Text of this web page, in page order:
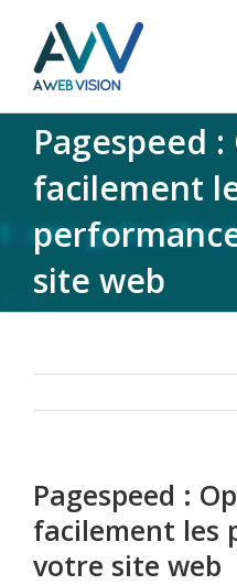
Pagespeed
facilement
site web
Pagespeed :
facilement les
votre site web